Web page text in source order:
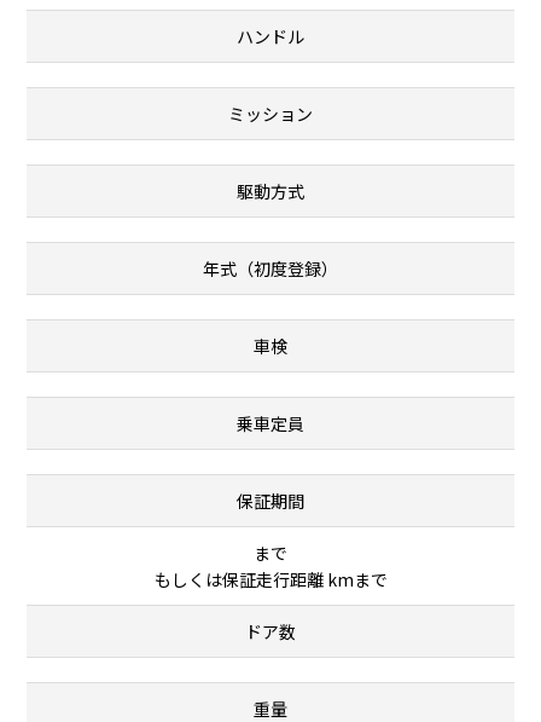
ハンドル
ミッション
駆動方式
年式（初度登録）
車検
乗車定員
保証期間
まで
もしくは保証走行距離 kmまで
ドア数
重量